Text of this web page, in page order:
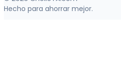
Hecho para ahorrar mejor.